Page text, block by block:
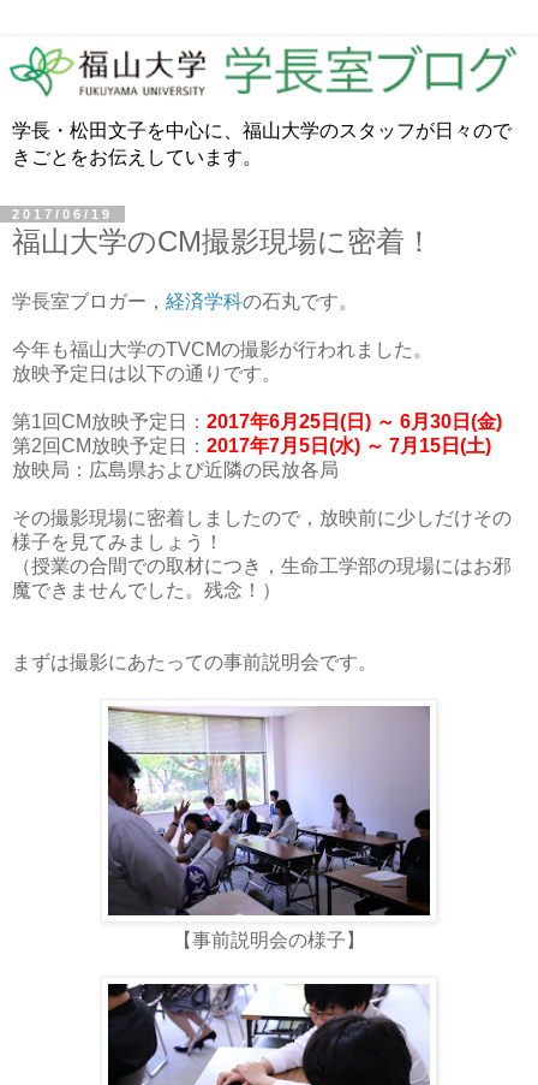
学長・松田文子を中心に、福山大学のスタッフが日々ので
きごとをお伝えしています。
2017/06/19
福山大学のCM撮影現場に密着！
学長室ブロガー， 経済学科の石丸です。
今年も福山大学のTVCMの撮影が行われました。
放映予定日は以下の通りです。
第1回CM放映予定日： 2017年6月25日(日) ～ 6月30日(金)
第2回CM放映予定日： 2017年7月5日(水) ～ 7月15日(土)
放映局：広島県および近隣の民放各局
その撮影現場に密着しましたので，放映前に少しだけその
様子を見てみましょう！
（授業の合間での取材につき，生命工学部の現場にはお邪
魔できませんでした。残念！）
まずは撮影にあたっての事前説明会です。
【事前説明会の様子】